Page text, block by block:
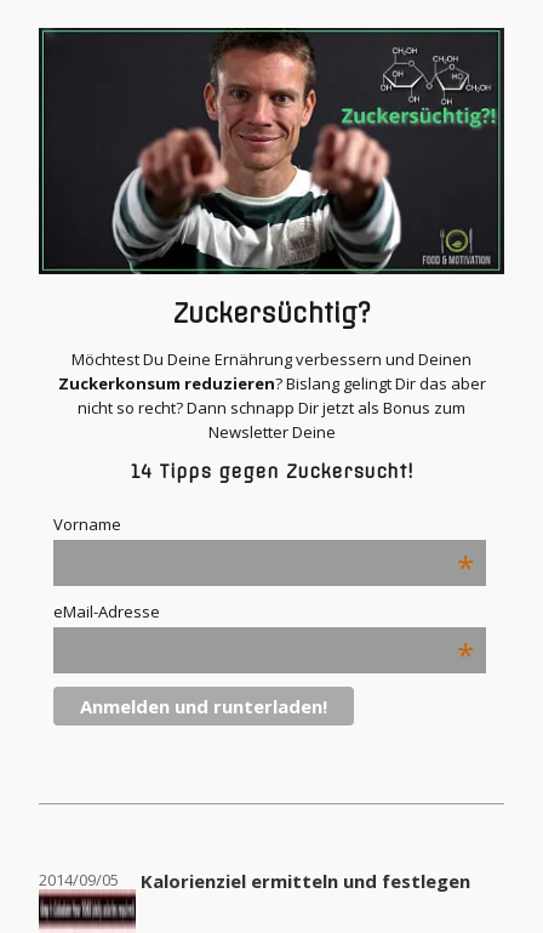
Zuckersüchtig?
Möchtest Du Deine Ernährung verbessern und Deinen
Zuckerkonsum reduzieren? Bislang gelingt Dir das aber
nicht so recht? Dann schnapp Dir jetzt als Bonus zum
Newsletter Deine
14 Tipps gegen Zuckersucht!
Vorname
*
eMail-Adresse
*
2014/09/05 Kalorienziel ermitteln und festlegen